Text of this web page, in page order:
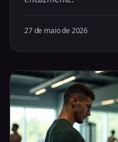
27 de maio de 2026